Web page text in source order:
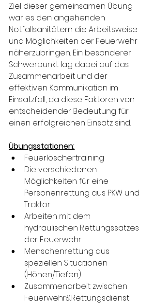
Ziel dieser gemeinsamen Übung
war es den angehenden
Notfallsanitätern die Arbeitsweise
und Möglichkeiten der Feuerwehr
näherzubringen. Ein besonderer
Schwerpunkt lag dabei auf das
Zusammenarbeit und der
effektiven Kommunikation im
Einsatzfall, da diese Faktoren von
entscheidender Bedeutung für
einen erfolgreichen Einsatz sind.
Übungsstationen:
Feuerlöschertraining
Die verschiedenen
Möglichkeiten für eine
Personenrettung aus PKW und
Traktor
Arbeiten mit dem
hydraulischen Rettungssatzes
der Feuerwehr
Menschenrettung aus
speziellen Situationen
(Höhen/Tiefen)
Zusammenarbeit zwischen
Feuerwehr&Rettungsdienst